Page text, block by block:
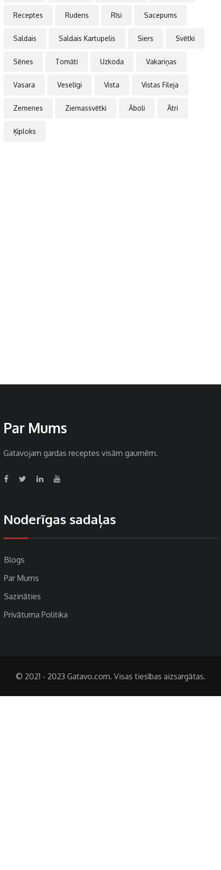
Receptes Rudens Rīsi Sacepums
Saldais Saldais Kartupelis Siers Svētki
Sēnes Tomāti Uzkoda Vakariņas
Vasara Veselīgi Vista Vistas Fileja
Zemenes Ziemassvētki Āboli Ātri
Ķiploks
Par Mums
Gatavojam gardas receptes visām gaumēm.
Noderīgas sadaļas
Blogs
Par Mums
Sazināties
Privātuma Politika
© 2021 - 2023 Gatavo.com. Visas tiesības aizsargātas.